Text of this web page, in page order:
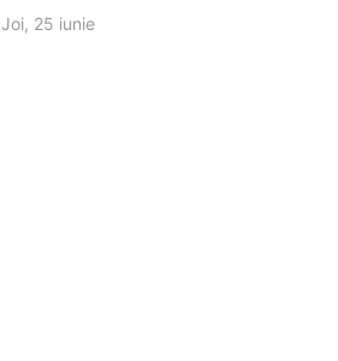
Joi, 25 iunie